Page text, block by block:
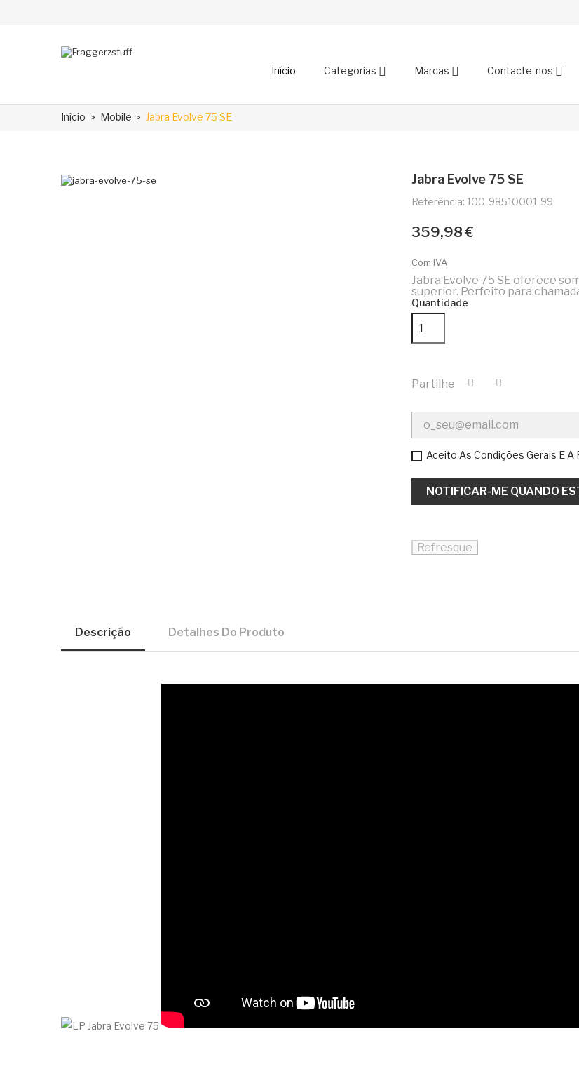
Início Categorias Marcas Contacte-nos
Início Mobile Jabra Evolve 75 SE
Jabra Evolve 75 SE
Referência: 100-98510001-99
359,98 €
Com IVA
Jabra Evolve 75 SE oferece
superior. Perfeito para
Quantidade
Partilhe
Aceito As Condições Gerais E
NOTIFICAR-ME QUANDO
Descrição Detalhes Do Produto